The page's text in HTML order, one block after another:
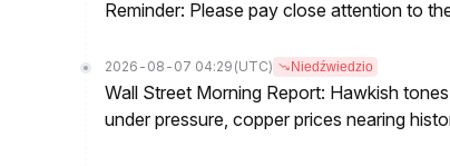
Reminder: Please pay close attention to
2026-08-07 04:29 (UTC) Niedźwiedzio
Wall Street Morning Report: Hawkish
under pressure, copper prices nearing